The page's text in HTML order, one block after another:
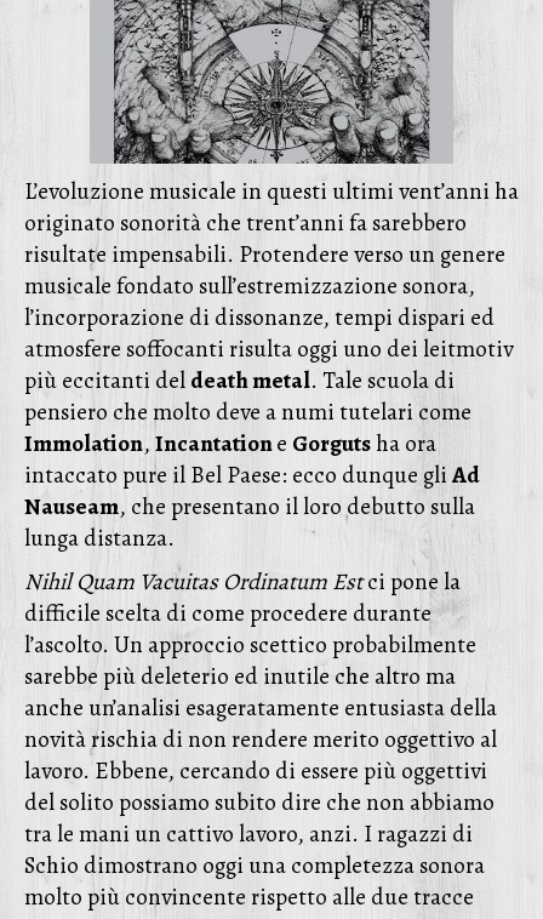
L’evoluzione musicale in questi ultimi vent’anni ha
originato sonorità che trent’anni fa sarebbero
risultate impensabili. Protendere verso un genere
musicale fondato sull’estremizzazione sonora,
l’incorporazione di dissonanze, tempi dispari ed
atmosfere soffocanti risulta oggi uno dei leitmotiv
più eccitanti deldeath metal. Tale scuola di
pensiero che molto deve a numi tutelari come
Immolation,Incantatione Gorgutsha ora
intaccato pure il Bel Paese: ecco dunque gliAd
Nauseam, che presentano il loro debutto sulla
lunga distanza.
Nihil Quam Vacuitas Ordinatum Estci pone la
difficile scelta di come procedere durante
l’ascolto. Un approccio scettico probabilmente
sarebbe più deleterio ed inutile che altro ma
anche un’analisi esageratamente entusiasta della
novità rischia di non rendere merito oggettivo al
lavoro. Ebbene, cercando di essere più oggettivi
del solito possiamo subito dire che non abbiamo
tra le mani un cattivo lavoro, anzi. I ragazzi di
Schio dimostrano oggi una completezza sonora
molto più convincente rispetto alle due tracce